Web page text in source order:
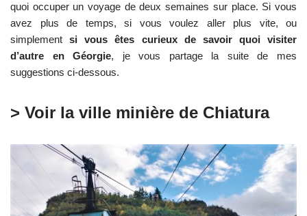
quoi occuper un voyage de deux semaines sur place. Si vous
avez plus de temps, si vous voulez aller plus vite, ou
simplementsi vous êtes curieux de savoir quoi visiter
d’autre en Géorgie, je vous partage la suite de mes
suggestions ci-dessous.
> Voir la ville minière de Chiatura